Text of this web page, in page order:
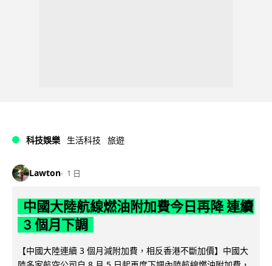
科技娛樂 生活科技 旅遊
Lawton 1 日
中國大陸航線燃油附加費今日再降 連續
3 個月下調
【中國大陸連續 3 個月減附加費，相反香港不斷加價】中國大